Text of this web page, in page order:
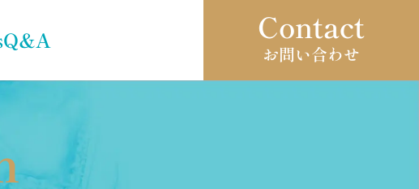
Q&A Contact
お問い合わせ